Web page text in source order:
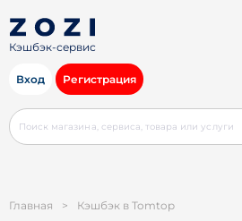
Кэшбэк-сервис
Вход Регистрация
Главная > Кэшбэк в Tomtop